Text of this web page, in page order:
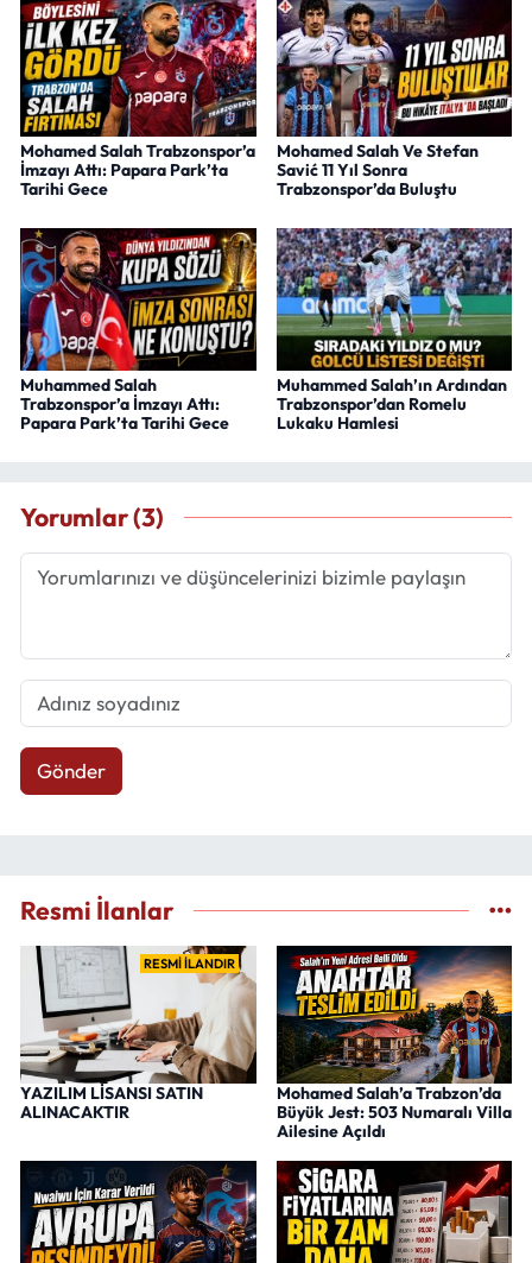
Mohamed Salah Trabzonspor’a
İmzayı Attı: Papara Park’ta
Tarihi Gece
Mohamed Salah Ve Stefan
Savić 11 Yıl Sonra
Trabzonspor’da Buluştu
Muhammed Salah
Trabzonspor’a İmzayı Attı:
Papara Park’ta Tarihi Gece
Muhammed Salah’ın Ardından
Trabzonspor’dan Romelu
Lukaku Hamlesi
Yorumlar (3)
Gönder
Resmi İlanlar
RESMİ İLANDIR
YAZILIM LİSANSI SATIN
ALINACAKTIR
Mohamed Salah’a Trabzon’da
Büyük Jest: 503 Numaralı Villa
Ailesine Açıldı